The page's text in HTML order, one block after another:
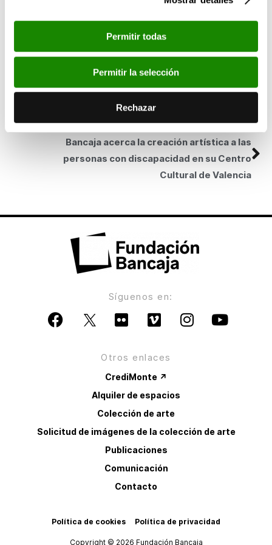
Permitir todas
Permitir la selección
Rechazar
www.tengounproyectoganador.com
Bancaja acerca la creación artística a las
personas con discapacidad en su Centro
Cultural de Valencia
Bancaja reforestará 200 hectáreas en
Villafranca del Cid en colaboración con el
ayuntamiento y Plantemos para el Planeta
Síguenos en:
Otros enlaces
CrediMonte ↗
Alquiler de espacios
Colección de arte
Solicitud de imágenes de la colección de arte
Publicaciones
Comunicación
Contacto
Política de cookies Política de privacidad
Copyright © 2026 Fundación Bancaja